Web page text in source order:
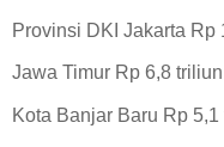
Provinsi DKI Jakarta Rp
Jawa Timur Rp 6,8 triliun
Kota Banjar Baru Rp 5,1